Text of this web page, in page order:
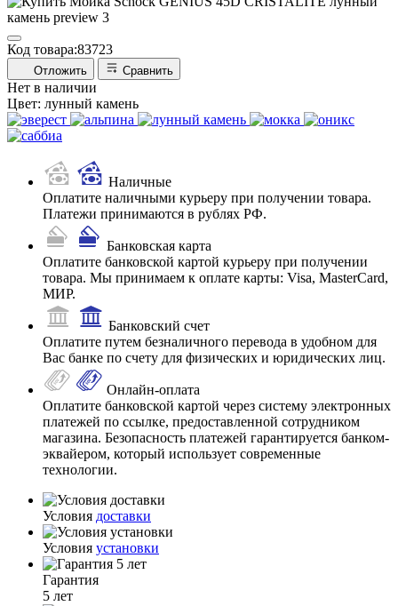
Код товара:83723
Отложить Сравнить
Нет в наличии
Цвет: лунный камень
Наличные
Оплатите наличными курьеру при получении товара.
Платежи принимаются в рублях РФ.
Банковская карта
Оплатите банковской картой курьеру при получении
товара. Мы принимаем к оплате карты: Visa, MasterCard,
МИР.
Банковский счет
Оплатите путем безналичного перевода в удобном для
Вас банке по счету для физических и юридических лиц.
Онлайн-оплата
Оплатите банковской картой через систему электронных
платежей по ссылке, предоставленной сотрудником
магазина. Безопасность платежей гарантируется банком-
эквайером, который использует современные
технологии.
Условия доставки
Условия установки
Гарантия
5 лет